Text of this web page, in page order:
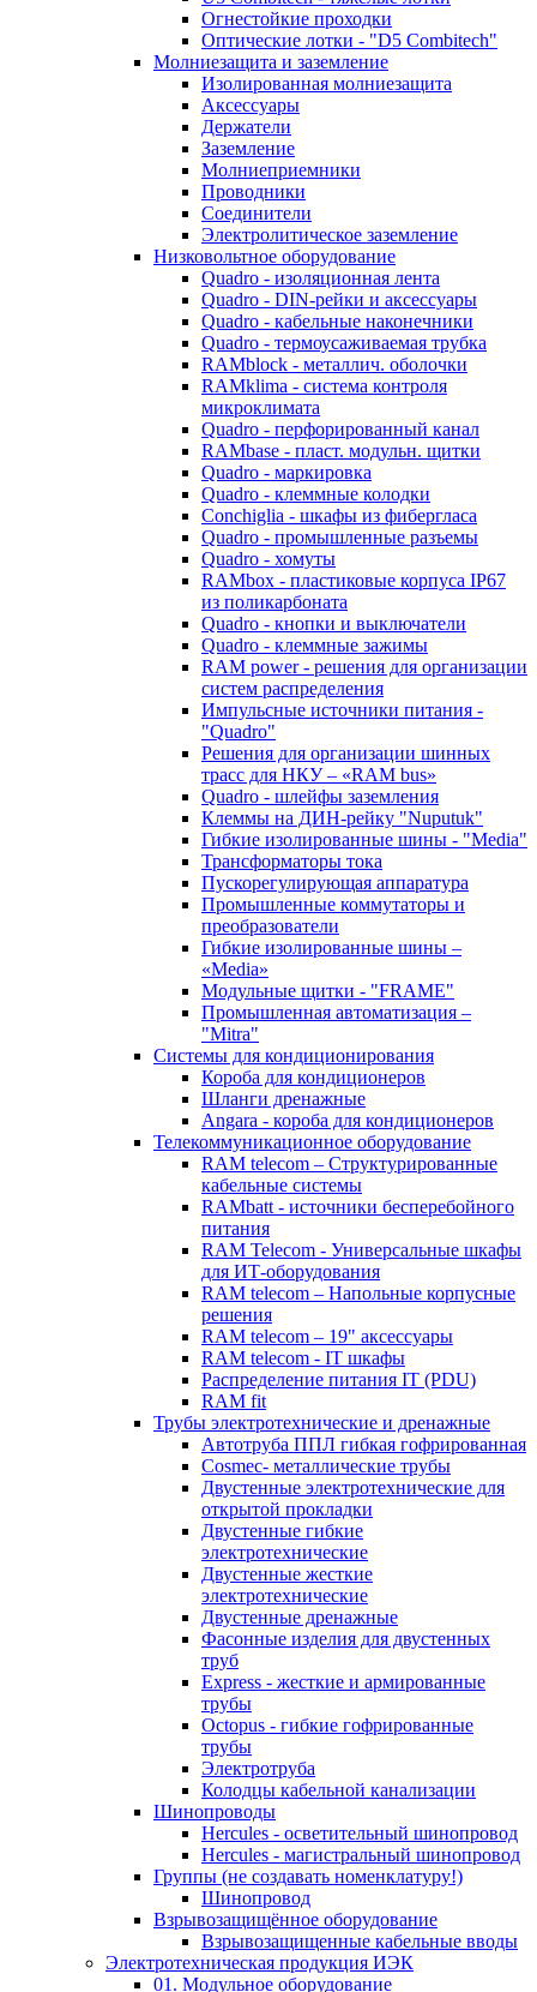
Огнестойкие проходки
Оптические лотки - "D5 Combitech"
Молниезащита и заземление
Изолированная молниезащита
Аксессуары
Держатели
Заземление
Молниеприемники
Проводники
Соединители
Электролитическое заземление
Низковольтное оборудование
Quadro - изоляционная лента
Quadro - DIN-рейки и аксессуары
Quadro - кабельные наконечники
Quadro - термоусаживаемая трубка
RAMblock - металлич. оболочки
RAMklima - система контроля
микроклимата
Quadro - перфорированный канал
RAMbase - пласт. модульн. щитки
Quadro - маркировка
Quadro - клеммные колодки
Conchiglia - шкафы из фибергласа
Quadro - промышленные разъемы
Quadro - хомуты
RAMbox - пластиковые корпуса IP67
из поликарбоната
Quadro - кнопки и выключатели
Quadro - клеммные зажимы
RAM power - решения для организации
систем распределения
Импульсные источники питания -
"Quadro"
Решения для организации шинных
трасс для НКУ – «RAM bus»
Quadro - шлейфы заземления
Клеммы на ДИН-рейку "Nuputuk"
Гибкие изолированные шины - "Media"
Трансформаторы тока
Пускорегулирующая аппаратура
Промышленные коммутаторы и
преобразователи
Гибкие изолированные шины –
«Media»
Модульные щитки - "FRAME"
Промышленная автоматизация –
"Mitra"
Системы для кондиционирования
Короба для кондиционеров
Шланги дренажные
Angara - короба для кондиционеров
Телекоммуникационное оборудование
RAM telecom – Структурированные
кабельные системы
RAMbatt - источники бесперебойного
питания
RAM Telecom - Универсальные шкафы
для ИТ-оборудования
RAM telecom – Напольные корпусные
решения
RAM telecom – 19" аксессуары
RAM telecom - IT шкафы
Распределение питания IT (PDU)
RAM fit
Трубы электротехнические и дренажные
Автотруба ППЛ гибкая гофрированная
Cosmec- металлические трубы
Двустенные электротехнические для
открытой прокладки
Двустенные гибкие
электротехнические
Двустенные жесткие
электротехнические
Двустенные дренажные
Фасонные изделия для двустенных
труб
Express - жесткие и армированные
трубы
Octopus - гибкие гофрированные
трубы
Электротруба
Колодцы кабельной канализации
Шинопроводы
Hercules - осветительный шинопровод
Hercules - магистральный шинопровод
Группы (не создавать номенклатуру!)
Шинопровод
Взрывозащищённое оборудование
Взрывозащищенные кабельные вводы
Электротехническая продукция ИЭК
01. Модульное оборудование